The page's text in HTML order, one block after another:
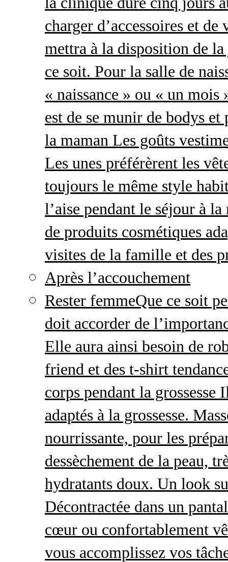
charger d’accessoires et
mettra à la disposition de
ce soit. Pour la salle de
« naissance » ou « un
est de se munir de bodys
la maman Les goûts
Les unes préférèrent les
toujours le même style
l’aise pendant le séjour à
de produits cosmétiques
visites de la famille et des
Après l’accouchement
Rester femmeQue ce soit
doit accorder de
Elle aura ainsi besoin de
friend et des t-shirt
corps pendant la
adaptés à la grossesse.
nourrissante, pour les
dessèchement de la peau,
hydratants doux. Un look
Décontractée dans un
cœur ou confortablement
vous accomplissez vos